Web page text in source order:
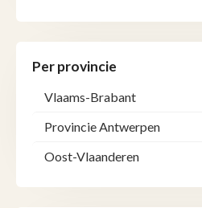
Per provincie
Vlaams-Brabant
Provincie Antwerpen
Oost-Vlaanderen